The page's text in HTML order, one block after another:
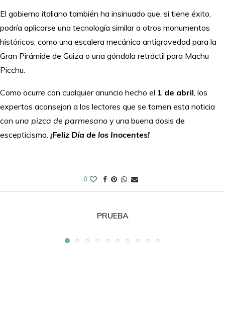
El gobierno italiano también ha insinuado que, si tiene éxito,
podría aplicarse una tecnología similar a otros monumentos
históricos, como una escalera mecánica antigravedad para la
Gran Pirámide de Guiza o una góndola retráctil para Machu
Picchu.
Como ocurre con cualquier anuncio hecho el 1 de abril , los
expertos aconsejan a los lectores que se tomen esta noticia
con una pizca de parmesano y una buena dosis de
escepticismo. ¡Feliz Día de los Inocentes!
0
PRUEBA